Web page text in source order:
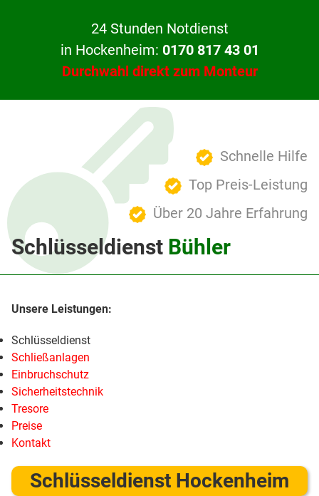
24 Stunden Notdienst
in Hockenheim: 0170 817 43 01
Durchwahl direkt zum Monteur
Schnelle Hilfe
Top Preis-Leistung
Über 20 Jahre Erfahrung
Schlüsseldienst Bühler
Schlüsseldienst
Schließanlagen
Einbruchschutz
Sicherheitstechnik
Tresore
Preise
Kontakt
Schlüsseldienst Hockenheim